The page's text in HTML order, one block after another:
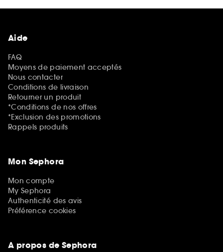
Aide
FAQ
Moyens de paiement acceptés
Nous contacter
Conditions de livraison
Retourner un produit
*Conditions de nos offres
*Exclusion des promotions
Rappels produits
Mon Sephora
Mon compte
My Sephora
Authenticité des avis
Préférence cookies
A propos de Sephora